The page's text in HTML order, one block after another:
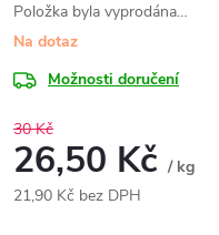
Položka byla vyprodána…
Na dotaz
Možnosti doručení
30 Kč
26,50 Kč / kg
21,90 Kč bez DPH